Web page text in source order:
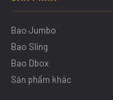
Bao Jumbo
Bao Sling
Bao Dbox
Sản phẩm khác